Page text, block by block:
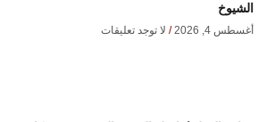
الشيوخ
أغسطس 4, 2026 لا توجد تعليقات